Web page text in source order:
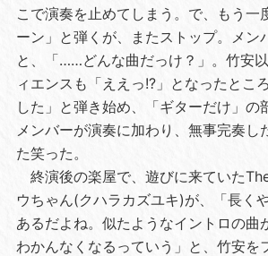
こで演奏を止めてしまう。で、もう一
ーン」と弾くが、またストップ。メン
と、「……どんな曲だっけ？」。竹安
ィエンスも「ええっ!?」となったとこ
した」と弾き始め、「ギターだけ」の
メンバーが演奏に加わり、無事完奏し
た笑った。
終演後の楽屋で、遊びに来ていた
ウちゃん(クハラカズユキ)が、「長く
あるだよね。似たようなイントロの曲
わかんなくなるっていう」と、竹安を